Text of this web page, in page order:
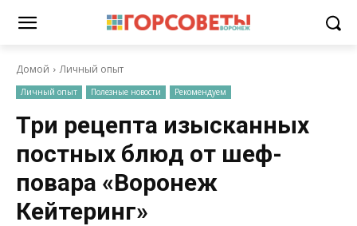
Домой Личный опыт
Личный опыт Полезные новости Рекомендуем
Три рецепта изысканных
постных блюд от шеф-
повара «Воронеж
Кейтеринг»